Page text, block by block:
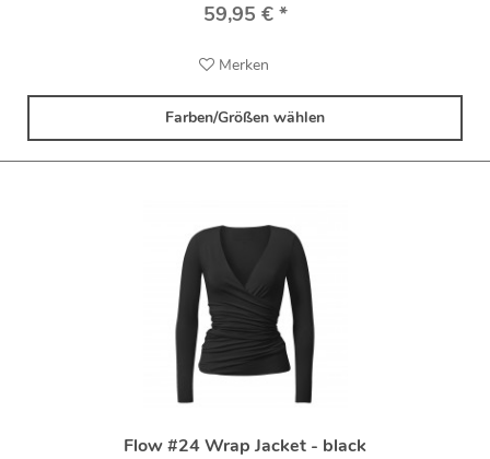
59,95 € *
Merken
Farben/Größen wählen
Flow #24 Wrap Jacket - black